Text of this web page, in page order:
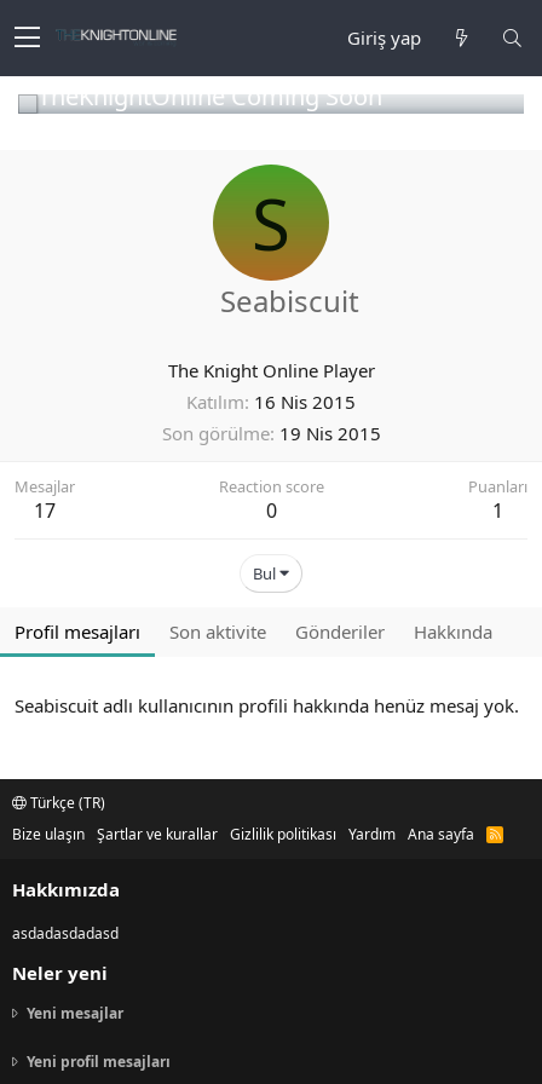
Giriş yap
TheKnightOnline Coming Soon
S
Seabiscuit
The Knight Online Player
Katılım 16 Nis 2015
Son görülme 19 Nis 2015
Mesajlar
17
Reaction score
0
Puanları
1
Bul
Profil mesajları Son aktivite Gönderiler Hakkında
Seabiscuit adlı kullanıcının profili hakkında henüz mesaj yok.
Türkçe (TR)
Bize ulaşın Şartlar ve kurallar Gizlilik politikası Yardım Ana sayfa
R
Hakkımızda
asdadasdadasd
Neler yeni
Yeni mesajlar
Yeni profil mesajları